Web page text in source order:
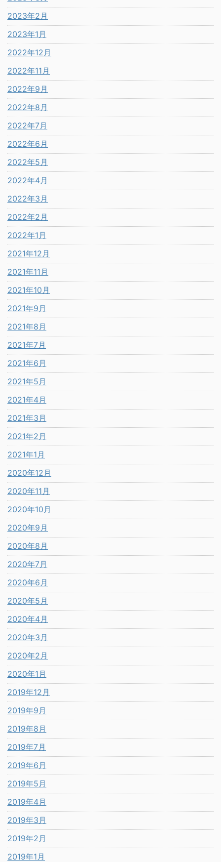
2023年2月
2023年1月
2022年12月
2022年11月
2022年9月
2022年8月
2022年7月
2022年6月
2022年5月
2022年4月
2022年3月
2022年2月
2022年1月
2021年12月
2021年11月
2021年10月
2021年9月
2021年8月
2021年7月
2021年6月
2021年5月
2021年4月
2021年3月
2021年2月
2021年1月
2020年12月
2020年11月
2020年10月
2020年9月
2020年8月
2020年7月
2020年6月
2020年5月
2020年4月
2020年3月
2020年2月
2020年1月
2019年12月
2019年9月
2019年8月
2019年7月
2019年6月
2019年5月
2019年4月
2019年3月
2019年2月
2019年1月